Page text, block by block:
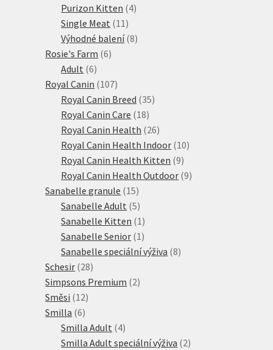
produktů
Purizon Kitten 44
Single Meat 11 11
produktů
Výhodné balení 88
Rosie's Farm 66
Adult 66
produktů
Royal Canin 107107
produktů
Royal Canin Breed 3535
Royal Canin Care 1818
produktů
Royal Canin Health 2626
produktů
Royal Canin Health Indoor 1010
Royal Canin Health Kitten 99
produktů
Royal Canin Health Outdoor 99
Sanabelle granule 1515
produktů
Sanabelle Adult 55
produktů
Sanabelle Kitten 1 1
produkt
Sanabelle Senior 1 1
produkt
Sanabelle speciální výživa 88
Schesir 2828
produktů
Simpsons Premium 22
Směsi 1212
Smilla 66
produktů
Smilla Adult 44
produkty
Smilla Adult speciální výživa 22